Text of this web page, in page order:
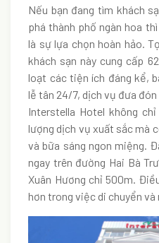
Nếu bạn đang tìm khách
phá thành phố ngàn hoa thì
là sự lựa chọn hoàn hảo.
khách sạn này cung cấp
loạt các tiện ích đáng kể,
lễ tân 24/7, dịch vụ đưa đón
Interstella Hotel không
lượng dịch vụ xuất sắc mà
và bữa sáng ngon miệng.
ngay trên đường Hai Bà
Xuân Hương chỉ 500m.
hơn trong việc di chuyển và